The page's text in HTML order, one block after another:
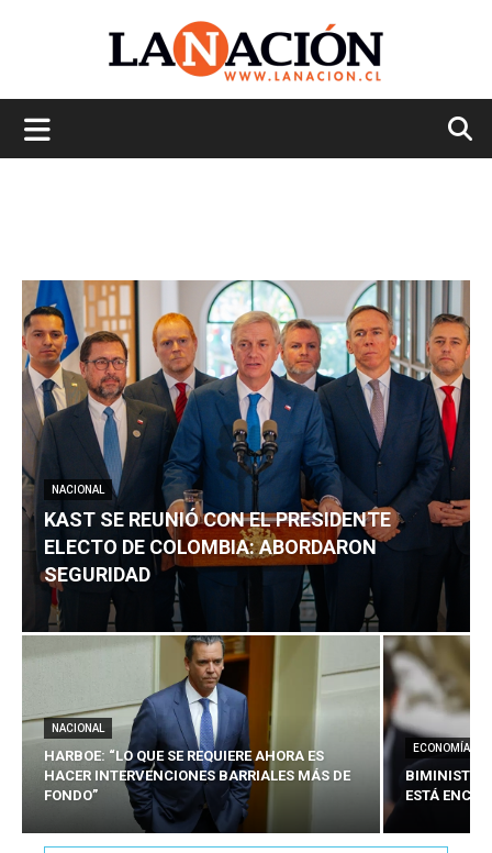
NACIONAL
KAST SE REUNIÓ CON EL PRESIDENTE
ELECTO DE COLOMBIA: ABORDARON
SEGURIDAD
NACIONAL
HARBOE: “LO QUE SE REQUIERE AHORA ES
HACER INTERVENCIONES BARRIALES MÁS DE
FONDO”
ECONOMÍA
BIMINISTRO
ESTÁ